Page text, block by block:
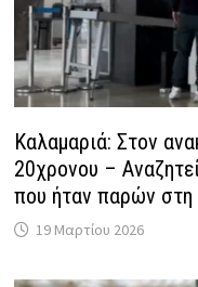
Καλαμαριά: Στον
20χρονου –
που ήταν παρών
19 Μαρτίου 2026